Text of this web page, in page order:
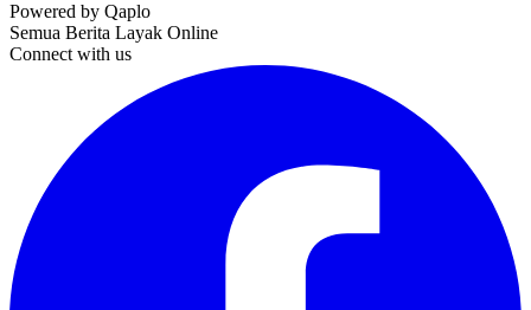
Powered by Qaplo
Semua Berita Layak Online
Connect with us